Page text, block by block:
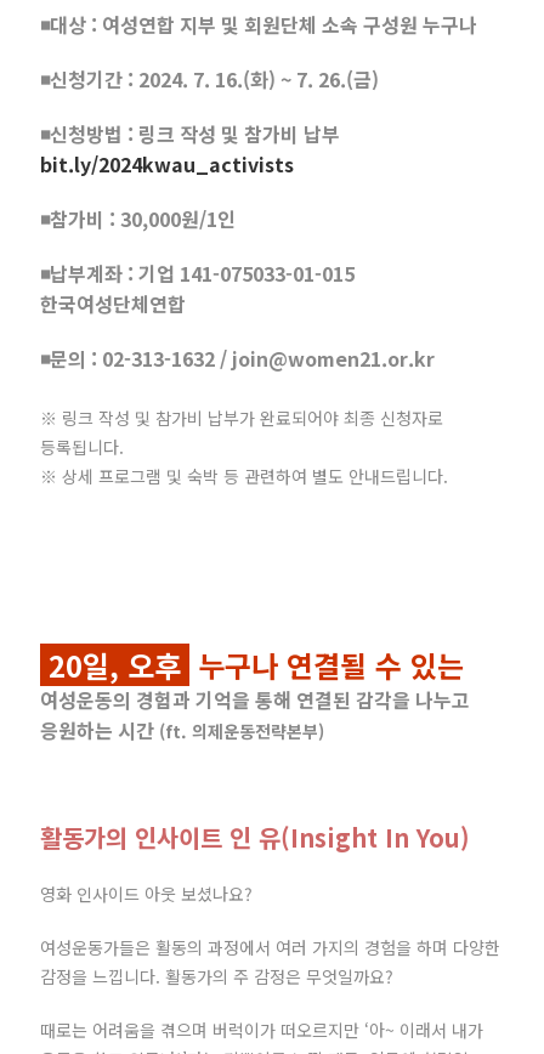
◾대상 : 여성연합 지부 및 회원단체 소속 구성원 누구나
◾신청기간 : 2024. 7. 16.(화) ~ 7. 26.(금)
◾신청방법 : 링크 작성 및 참가비 납부
bit.ly/2024kwau_activists
◾참가비 : 30,000원/1인
◾납부계좌 : 기업 141-075033-01-015
한국여성단체연합
◾문의 : 02-313-1632 / join@women21.or.kr
※ 링크 작성 및 참가비 납부가 완료되어야 최종 신청자로
등록됩니다.
※ 상세 프로그램 및 숙박 등 관련하여 별도 안내드립니다.
20일, 오후 누구나 연결될 수 있는
여성운동의 경험과 기억을 통해 연결된 감각을 나누고
응원하는 시간 (ft. 의제운동전략본부)
활동가의 인사이트 인 유(Insight In You)
영화 인사이드 아웃 보셨나요?
여성운동가들은 활동의 과정에서 여러 가지의 경험을 하며 다양한
감정을 느낍니다. 활동가의 주 감정은 무엇일까요?
때로는 어려움을 겪으며 버럭이가 떠오르지만 ‘아~ 이래서 내가